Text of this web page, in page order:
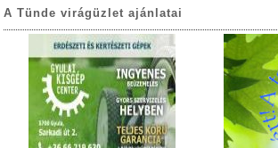
A Tünde virágüzlet ajánlatai